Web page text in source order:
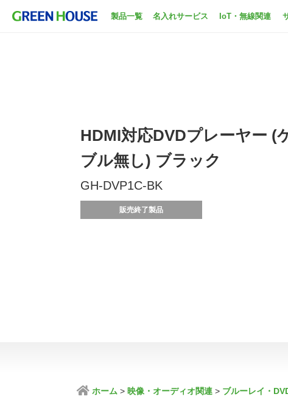
製品一覧 名入れサービス IoT・無線関連
HDMI対応DVDプレーヤー (
ブル無し) ブラック
GH-DVP1C-BK
販売終了製品
ホーム 映像・オーディオ関連 ブルーレイ・